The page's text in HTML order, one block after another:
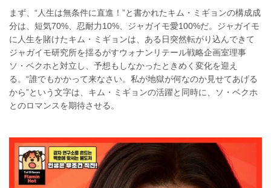
まず、“人生は無条件に直進！”と書かれたキム・ミギョンの構成成
分は、短気70%、忍耐力10%、ジャガイモ愛100%だ。ジャガイモ
に人生を賭けたキム・ミギョンは、ある日突然転がり込んできて
ジャガイモ研究所を揺るがすウォナンリテール戦略企画室理事
ソ・ベクホと対立し、予想もしなかったときめく変化を迎え
る。“誰でもかかって来なさい。私が地獄が何なのか見せてあげる
から”という文字は、キム・ミギョンの活躍と同時に、ソ・ベクホ
とのロマンスを期待させる。